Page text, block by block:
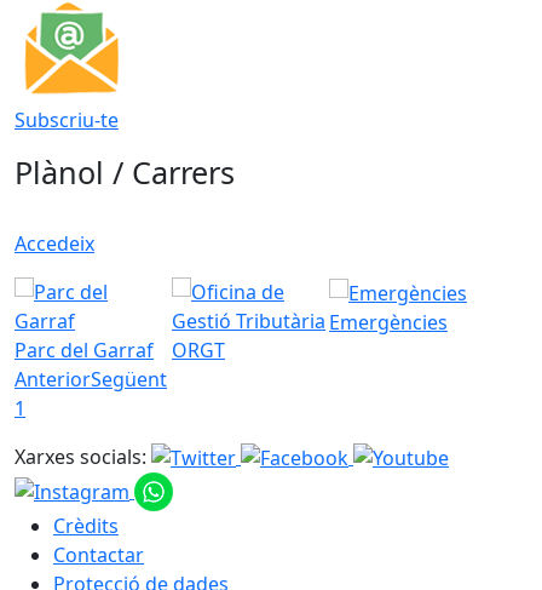
Subscriu-te
Plànol / Carrers
Accedeix
Parc del Garraf ORGT
Emergències
AnteriorSegüent
1
Xarxes socials:
Crèdits
Contactar
Protecció de dades